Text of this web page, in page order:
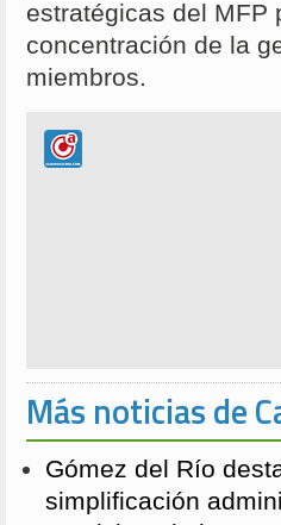
estratégicas del MFP
concentración de la
miembros.
Más noticias de
Gómez del Río
simplificación